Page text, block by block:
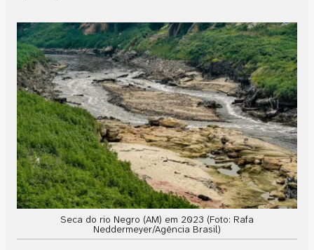
Seca do rio Negro (AM) em 2023 (Foto: Rafa
Neddermeyer/Agência Brasil)